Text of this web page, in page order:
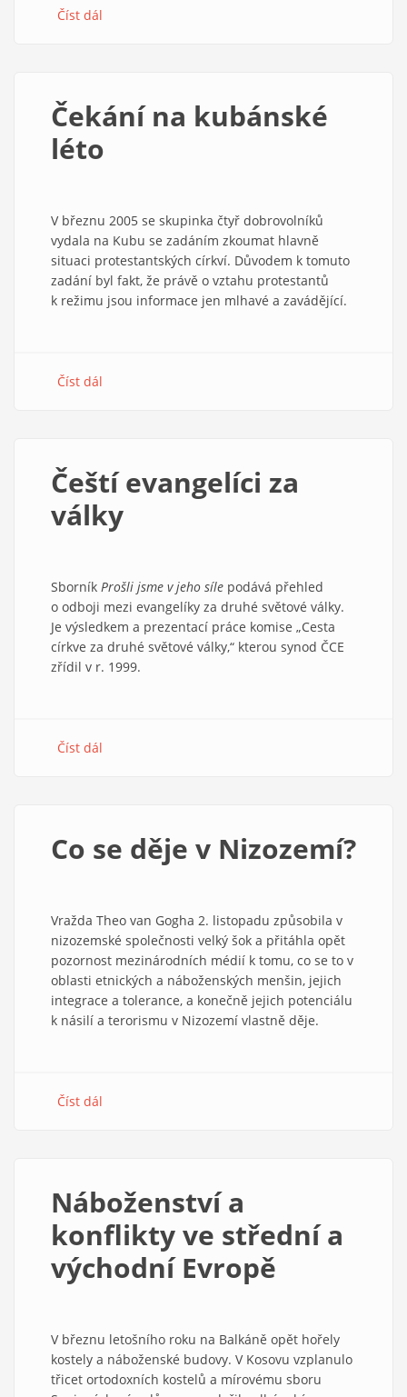
Číst dál
Masaryk
Čekání na kubánské
léto
V březnu 2005 se skupinka čtyř dobrovolníků
vydala na Kubu se zadáním zkoumat hlavně
situaci protestantských církví. Důvodem k tomuto
zadání byl fakt, že právě o vztahu protestantů
k režimu jsou informace jen mlhavé a zavádějící.
Číst dál
Čeští evangelíci za
války
Sborník Prošli jsme v jeho síle podává přehled
o odboji mezi evangelíky za druhé světové války.
Je výsledkem a prezentací práce komise „Cesta
církve za druhé světové války,“ kterou synod ČCE
zřídil v r. 1999.
Číst dál
Co se děje v Nizozemí?
Vražda Theo van Gogha 2. listopadu způsobila v
nizozemské společnosti velký šok a přitáhla opět
pozornost mezinárodních médií k tomu, co se to v
oblasti etnických a náboženských menšin, jejich
integrace a tolerance, a konečně jejich potenciálu
k násilí a terorismu v Nizozemí vlastně děje.
Číst dál
Nizozemí?
Náboženství a
konflikty ve střední a
východní Evropě
V březnu letošního roku na Balkáně opět hořely
kostely a náboženské budovy. V Kosovu vzplanulo
třicet ortodoxních kostelů a mírovému sboru